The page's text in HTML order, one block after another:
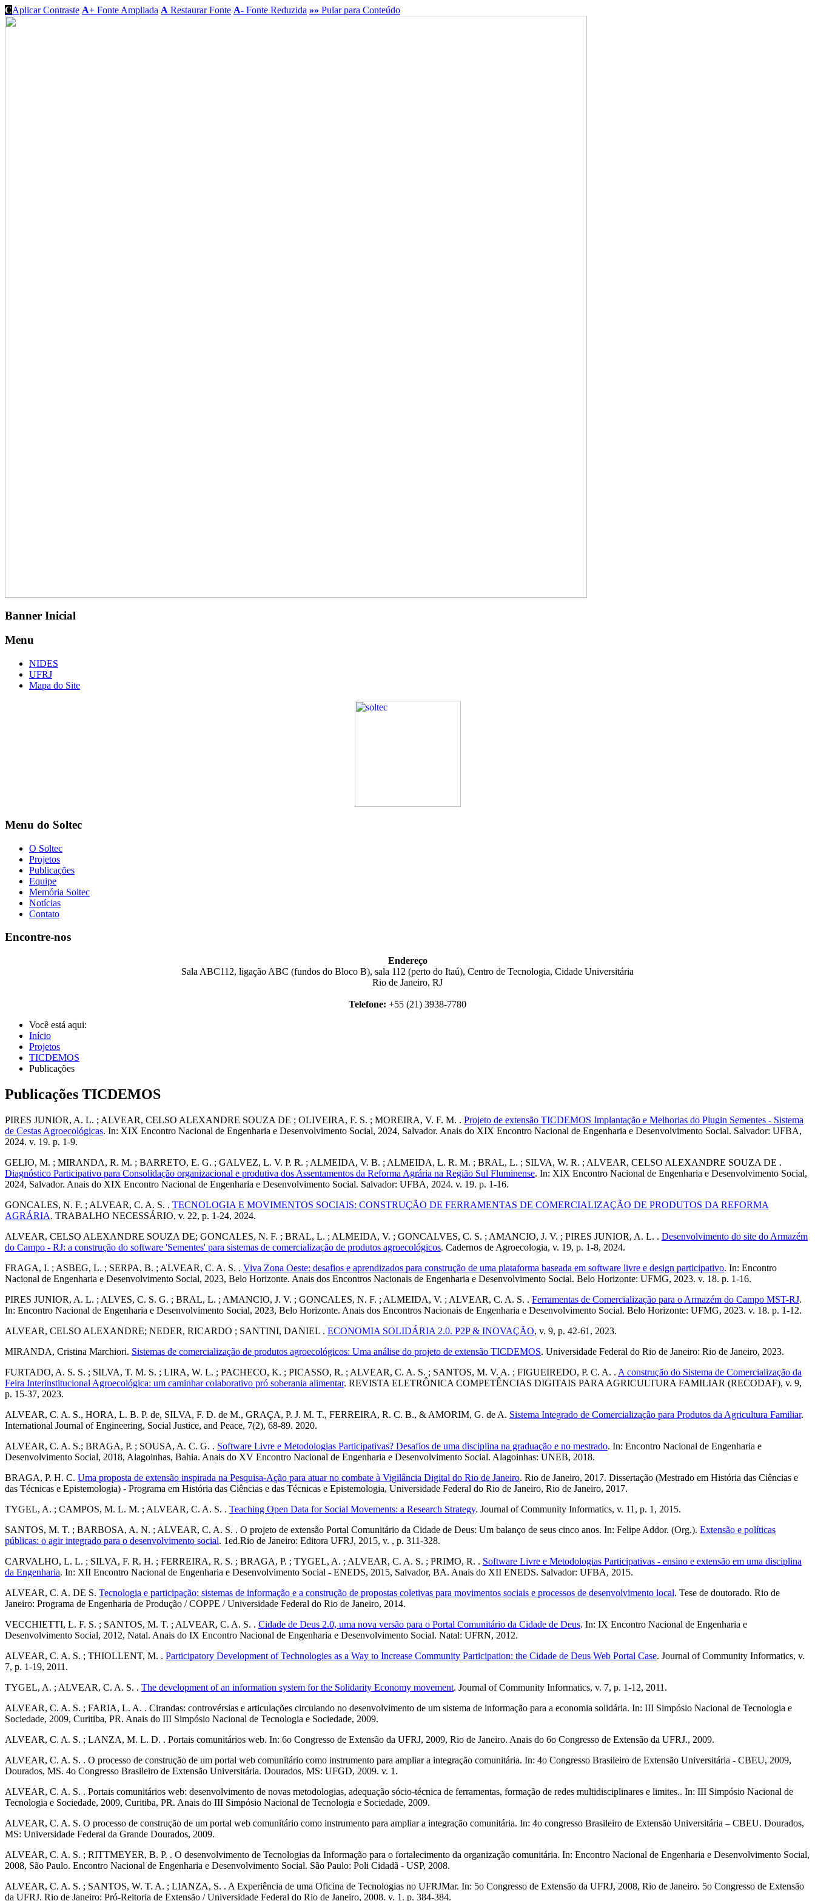
CAplicar Contraste A+ Fonte Ampliada A Restaurar Fonte A- Fonte Reduzida »» Pular para Conteúdo
Banner Inicial
Menu
NIDES
UFRJ
Mapa do Site
Menu do Soltec
O Soltec
Projetos
Publicações
Equipe
Memória Soltec
Notícias
Contato
Encontre-nos
Endereço
Sala ABC112, ligação ABC (fundos do Bloco B), sala 112 (perto do Itaú), Centro de Tecnologia, Cidade Universitária
Rio de Janeiro, RJ
Telefone: +55 (21) 3938-7780
Você está aqui:
Início
Projetos
TICDEMOS
Publicações
Publicações TICDEMOS
PIRES JUNIOR, A. L. ; ALVEAR, CELSO ALEXANDRE SOUZA DE ; OLIVEIRA, F. S. ; MOREIRA, V. F. M. . Projeto de extensão TICDEMOS Implantação e Melhorias do Plugin Sementes - Sistema
de Cestas Agroecológicas. In: XIX Encontro Nacional de Engenharia e Desenvolvimento Social, 2024, Salvador. Anais do XIX Encontro Nacional de Engenharia e Desenvolvimento Social. Salvador: UFBA,
2024. v. 19. p. 1-9.
GELIO, M. ; MIRANDA, R. M. ; BARRETO, E. G. ; GALVEZ, L. V. P. R. ; ALMEIDA, V. B. ; ALMEIDA, L. R. M. ; BRAL, L. ; SILVA, W. R. ; ALVEAR, CELSO ALEXANDRE SOUZA DE .
Diagnóstico Participativo para Consolidação organizacional e produtiva dos Assentamentos da Reforma Agrária na Região Sul Fluminense. In: XIX Encontro Nacional de Engenharia e Desenvolvimento Social,
2024, Salvador. Anais do XIX Encontro Nacional de Engenharia e Desenvolvimento Social. Salvador: UFBA, 2024. v. 19. p. 1-16.
GONCALES, N. F. ; ALVEAR, C. A. S. . TECNOLOGIA E MOVIMENTOS SOCIAIS: CONSTRUÇÃO DE FERRAMENTAS DE COMERCIALIZAÇÃO DE PRODUTOS DA REFORMA
AGRÁRIA. TRABALHO NECESSÁRIO, v. 22, p. 1-24, 2024.
ALVEAR, CELSO ALEXANDRE SOUZA DE; GONCALES, N. F. ; BRAL, L. ; ALMEIDA, V. ; GONCALVES, C. S. ; AMANCIO, J. V. ; PIRES JUNIOR, A. L. . Desenvolvimento do site do Armazém
do Campo - RJ: a construção do software 'Sementes' para sistemas de comercialização de produtos agroecológicos. Cadernos de Agroecologia, v. 19, p. 1-8, 2024.
FRAGA, I. ; ASBEG, L. ; SERPA, B. ; ALVEAR, C. A. S. . Viva Zona Oeste: desafios e aprendizados para construção de uma plataforma baseada em software livre e design participativo. In: Encontro
Nacional de Engenharia e Desenvolvimento Social, 2023, Belo Horizonte. Anais dos Encontros Nacionais de Engenharia e Desenvolvimento Social. Belo Horizonte: UFMG, 2023. v. 18. p. 1-16.
PIRES JUNIOR, A. L. ; ALVES, C. S. G. ; BRAL, L. ; AMANCIO, J. V. ; GONCALES, N. F. ; ALMEIDA, V. ; ALVEAR, C. A. S. . Ferramentas de Comercialização para o Armazém do Campo MST-RJ.
In: Encontro Nacional de Engenharia e Desenvolvimento Social, 2023, Belo Horizonte. Anais dos Encontros Nacionais de Engenharia e Desenvolvimento Social. Belo Horizonte: UFMG, 2023. v. 18. p. 1-12.
ALVEAR, CELSO ALEXANDRE; NEDER, RICARDO ; SANTINI, DANIEL . ECONOMIA SOLIDÁRIA 2.0. P2P & INOVAÇÃO, v. 9, p. 42-61, 2023.
MIRANDA, Cristina Marchiori. Sistemas de comercialização de produtos agroecológicos: Uma análise do projeto de extensão TICDEMOS. Universidade Federal do Rio de Janeiro: Rio de Janeiro, 2023.
FURTADO, A. S. S. ; SILVA, T. M. S. ; LIRA, W. L. ; PACHECO, K. ; PICASSO, R. ; ALVEAR, C. A. S. ; SANTOS, M. V. A. ; FIGUEIREDO, P. C. A. . A construção do Sistema de Comercialização da
Feira Interinstitucional Agroecológica: um caminhar colaborativo pró soberania alimentar. REVISTA ELETRÔNICA COMPETÊNCIAS DIGITAIS PARA AGRICULTURA FAMILIAR (RECODAF), v. 9,
p. 15-37, 2023.
ALVEAR, C. A. S., HORA, L. B. P. de, SILVA, F. D. de M., GRAÇA, P. J. M. T., FERREIRA, R. C. B., & AMORIM, G. de A. Sistema Integrado de Comercialização para Produtos da Agricultura Familiar.
International Journal of Engineering, Social Justice, and Peace, 7(2), 68-89. 2020.
ALVEAR, C. A. S.; BRAGA, P. ; SOUSA, A. C. G. . Software Livre e Metodologias Participativas? Desafios de uma disciplina na graduação e no mestrado. In: Encontro Nacional de Engenharia e
Desenvolvimento Social, 2018, Alagoinhas, Bahia. Anais do XV Encontro Nacional de Engenharia e Desenvolvimento Social. Alagoinhas: UNEB, 2018.
BRAGA, P. H. C. Uma proposta de extensão inspirada na Pesquisa-Ação para atuar no combate à Vigilância Digital do Rio de Janeiro. Rio de Janeiro, 2017. Dissertação (Mestrado em História das Ciências e
das Técnicas e Epistemologia) - Programa em História das Ciências e das Técnicas e Epistemologia, Universidade Federal do Rio de Janeiro, Rio de Janeiro, 2017.
TYGEL, A. ; CAMPOS, M. L. M. ; ALVEAR, C. A. S. . Teaching Open Data for Social Movements: a Research Strategy. Journal of Community Informatics, v. 11, p. 1, 2015.
SANTOS, M. T. ; BARBOSA, A. N. ; ALVEAR, C. A. S. . O projeto de extensão Portal Comunitário da Cidade de Deus: Um balanço de seus cinco anos. In: Felipe Addor. (Org.). Extensão e políticas
públicas: o agir integrado para o desenvolvimento social. 1ed.Rio de Janeiro: Editora UFRJ, 2015, v. , p. 311-328.
CARVALHO, L. L. ; SILVA, F. R. H. ; FERREIRA, R. S. ; BRAGA, P. ; TYGEL, A. ; ALVEAR, C. A. S. ; PRIMO, R. . Software Livre e Metodologias Participativas - ensino e extensão em uma disciplina
da Engenharia. In: XII Encontro Nacional de Engenharia e Desenvolvimento Social - ENEDS, 2015, Salvador, BA. Anais do XII ENEDS. Salvador: UFBA, 2015.
ALVEAR, C. A. DE S. Tecnologia e participação: sistemas de informação e a construção de propostas coletivas para movimentos sociais e processos de desenvolvimento local. Tese de doutorado. Rio de
Janeiro: Programa de Engenharia de Produção / COPPE / Universidade Federal do Rio de Janeiro, 2014.
VECCHIETTI, L. F. S. ; SANTOS, M. T. ; ALVEAR, C. A. S. . Cidade de Deus 2.0, uma nova versão para o Portal Comunitário da Cidade de Deus. In: IX Encontro Nacional de Engenharia e
Desenvolvimento Social, 2012, Natal. Anais do IX Encontro Nacional de Engenharia e Desenvolvimento Social. Natal: UFRN, 2012.
ALVEAR, C. A. S. ; THIOLLENT, M. . Participatory Development of Technologies as a Way to Increase Community Participation: the Cidade de Deus Web Portal Case. Journal of Community Informatics, v.
7, p. 1-19, 2011.
TYGEL, A. ; ALVEAR, C. A. S. . The development of an information system for the Solidarity Economy movement. Journal of Community Informatics, v. 7, p. 1-12, 2011.
ALVEAR, C. A. S. ; FARIA, L. A. . Cirandas: controvérsias e articulações circulando no desenvolvimento de um sistema de informação para a economia solidária. In: III Simpósio Nacional de Tecnologia e
Sociedade, 2009, Curitiba, PR. Anais do III Simpósio Nacional de Tecnologia e Sociedade, 2009.
ALVEAR, C. A. S. ; LANZA, M. L. D. . Portais comunitários web. In: 6o Congresso de Extensão da UFRJ, 2009, Rio de Janeiro. Anais do 6o Congresso de Extensão da UFRJ., 2009.
ALVEAR, C. A. S. . O processo de construção de um portal web comunitário como instrumento para ampliar a integração comunitária. In: 4o Congresso Brasileiro de Extensão Universitária - CBEU, 2009,
Dourados, MS. 4o Congresso Brasileiro de Extensão Universitária. Dourados, MS: UFGD, 2009. v. 1.
ALVEAR, C. A. S. . Portais comunitários web: desenvolvimento de novas metodologias, adequação sócio-técnica de ferramentas, formação de redes multidisciplinares e limites.. In: III Simpósio Nacional de
Tecnologia e Sociedade, 2009, Curitiba, PR. Anais do III Simpósio Nacional de Tecnologia e Sociedade, 2009.
ALVEAR, C. A. S. O processo de construção de um portal web comunitário como instrumento para ampliar a integração comunitária. In: 4o congresso Brasileiro de Extensão Universitária – CBEU. Dourados,
MS: Universidade Federal da Grande Dourados, 2009.
ALVEAR, C. A. S. ; RITTMEYER, B. P. . O desenvolvimento de Tecnologias da Informação para o fortalecimento da organização comunitária. In: Encontro Nacional de Engenharia e Desenvolvimento Social,
2008, São Paulo. Encontro Nacional de Engenharia e Desenvolvimento Social. São Paulo: Poli Cidadã - USP, 2008.
ALVEAR, C. A. S. ; SANTOS, W. T. A. ; LIANZA, S. . A Experiência de uma Oficina de Tecnologias no UFRJMar. In: 5o Congresso de Extensão da UFRJ, 2008, Rio de Janeiro. 5o Congresso de Extensão
da UFRJ. Rio de Janeiro: Pró-Reitoria de Extensão / Universidade Federal do Rio de Janeiro, 2008. v. 1. p. 384-384.